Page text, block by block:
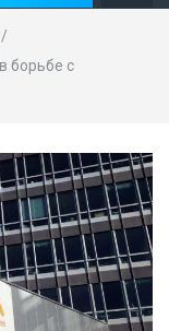
/
борьбе с